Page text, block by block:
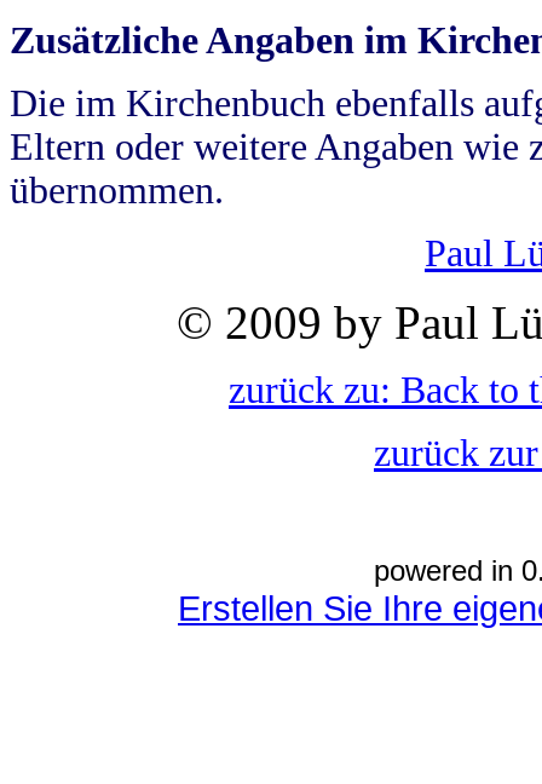
Zusätzliche Angaben im
Die im Kirchenbuch ebenfalls
Eltern oder weitere Angaben wie
übernommen.
Paul
© 2009 by Paul
zurück zu: Back to
zurück
powered in
Erstellen Sie Ihre